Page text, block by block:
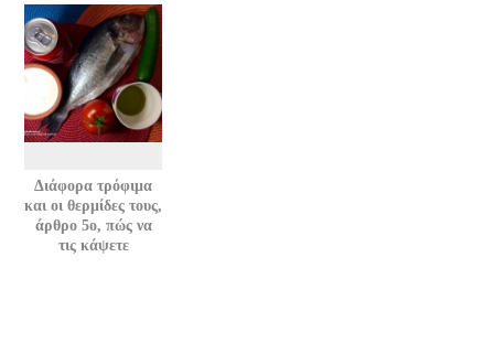
Διάφορα τρόφιμα
και οι θερμίδες τους,
άρθρο 5ο, πώς να
τις κάψετε